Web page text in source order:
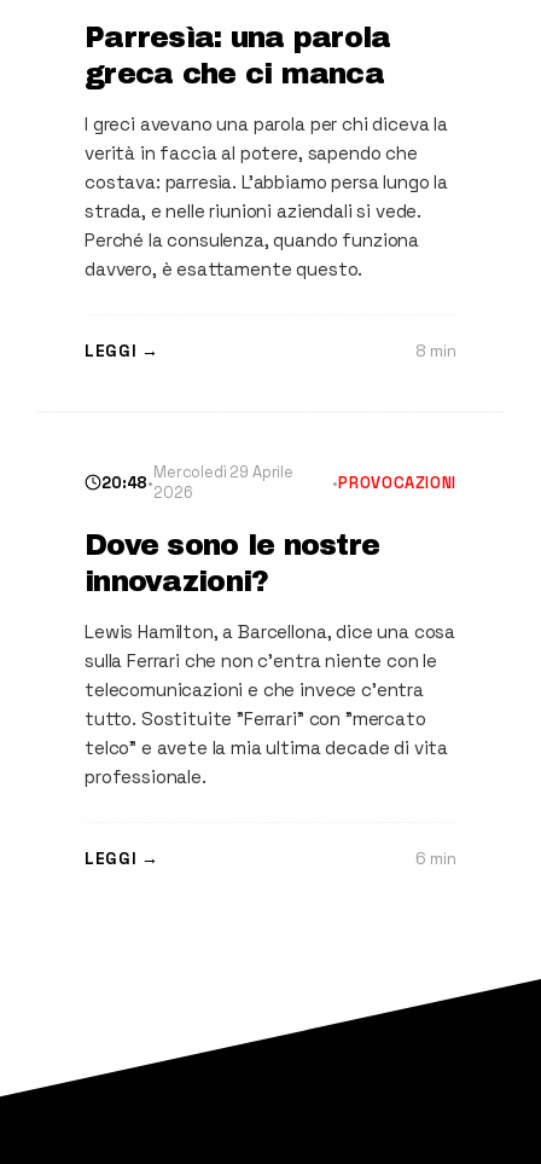
Parresìa: una parola
greca che ci manca
I greci avevano una parola per chi diceva la
verità in faccia al potere, sapendo che
costava: parresìa. L'abbiamo persa lungo la
strada, e nelle riunioni aziendali si vede.
Perché la consulenza, quando funziona
davvero, è esattamente questo.
LEGGI → 8 min
20:48•Mercoledì 29 Aprile
2026
•PROVOCAZIONI
Dove sono le nostre
innovazioni?
Lewis Hamilton, a Barcellona, dice una cosa
sulla Ferrari che non c'entra niente con le
telecomunicazioni e che invece c'entra
tutto. Sostituite "Ferrari" con "mercato
telco" e avete la mia ultima decade di vita
professionale.
LEGGI → 6 min